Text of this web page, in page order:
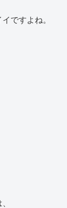
ですよね。